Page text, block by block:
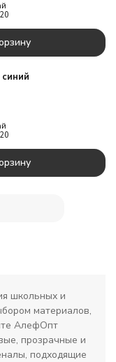
школьных и
материалов,
АлефОпт
прозрачные и
подходящие